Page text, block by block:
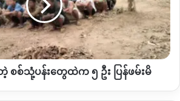
ရက်နေ့မှာ တနိုင်ငံလုံးအတိုင်းအတာနဲ့
ဖို့ ပြင်ဆင်နေတဲ့ စစ်ကောင်စီကို ကန့်ကွက်ကြ
တပ်ဖွဲ့တွေ ထိန်းချုပ်ထားတဲ့ နေရာတွေမှာ
လည်းရှိနေပြီဖြစ်ပါတယ်။
စစ်သုံ့ပန်းတွေထဲက ၅ ဦး ပြန်ဖမ်းမိ